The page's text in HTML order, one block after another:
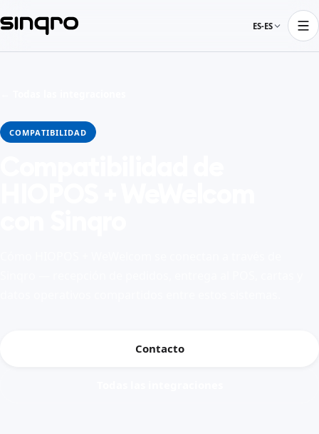
ES-ES
COMPATIBILIDAD
Contacto